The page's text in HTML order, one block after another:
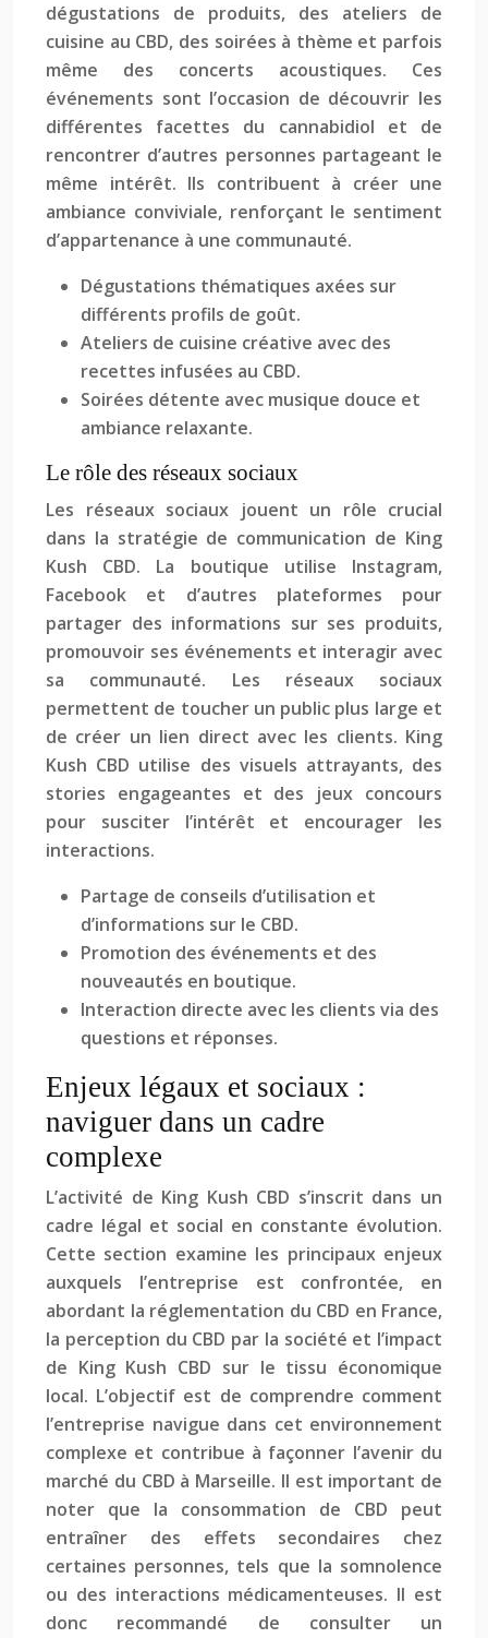
dégustations de produits, des ateliers de
cuisine au CBD, des soirées à thème et parfois
même des concerts acoustiques. Ces
événements sont l’occasion de découvrir les
différentes facettes du cannabidiol et de
rencontrer d’autres personnes partageant le
même intérêt. Ils contribuent à créer une
ambiance conviviale, renforçant le sentiment
d’appartenance à une communauté.
Dégustations thématiques axées sur
différents profils de goût.
Ateliers de cuisine créative avec des
recettes infusées au CBD.
Soirées détente avec musique douce et
ambiance relaxante.
Le rôle des réseaux sociaux
Les réseaux sociaux jouent un rôle crucial
dans la stratégie de communication de King
Kush CBD. La boutique utilise Instagram,
Facebook et d’autres plateformes pour
partager des informations sur ses produits,
promouvoir ses événements et interagir avec
sa communauté. Les réseaux sociaux
permettent de toucher un public plus large et
de créer un lien direct avec les clients. King
Kush CBD utilise des visuels attrayants, des
stories engageantes et des jeux concours
pour susciter l’intérêt et encourager les
interactions.
Partage de conseils d’utilisation et
d’informations sur le CBD.
Promotion des événements et des
nouveautés en boutique.
Interaction directe avec les clients via des
questions et réponses.
Enjeux légaux et sociaux :
naviguer dans un cadre
complexe
L’activité de King Kush CBD s’inscrit dans un
cadre légal et social en constante évolution.
Cette section examine les principaux enjeux
auxquels l’entreprise est confrontée, en
abordant la réglementation du CBD en France,
la perception du CBD par la société et l’impact
de King Kush CBD sur le tissu économique
local. L’objectif est de comprendre comment
l’entreprise navigue dans cet environnement
complexe et contribue à façonner l’avenir du
marché du CBD à Marseille. Il est important de
noter que la consommation de CBD peut
entraîner des effets secondaires chez
certaines personnes, tels que la somnolence
ou des interactions médicamenteuses. Il est
donc recommandé de consulter un